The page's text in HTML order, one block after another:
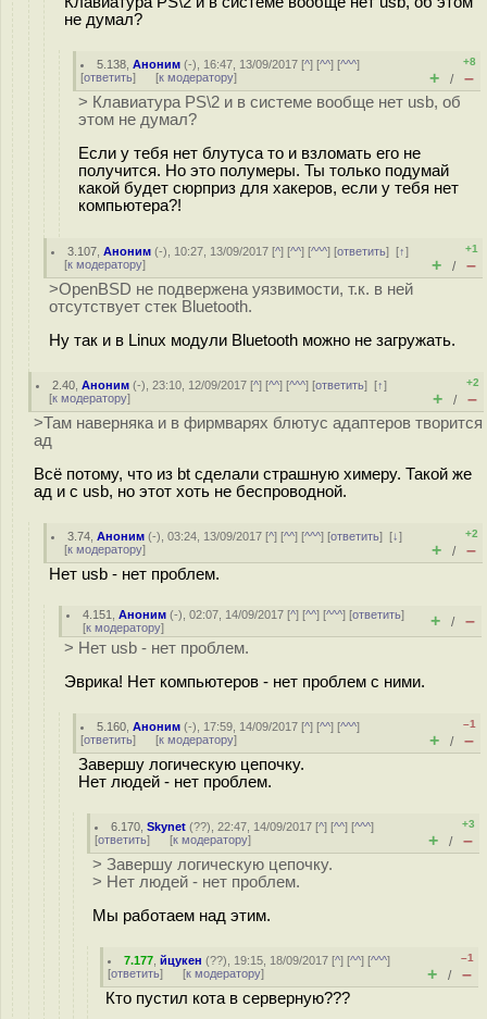
не думал?
5.138 ,Аноним (-), 16:47, 13/09/2017 [^] [^^] [^^^]
[ответить] [к модератору]
+8
+ / –
> Клавиатура PS\2 и в системе вообще нет usb, об
этом не думал?
Если у тебя нет блутуса то и взломать его не
получится. Но это полумеры. Ты только подумай
какой будет сюрприз для хакеров, если у тебя нет
компьютера?!
3.107 ,Аноним (-), 10:27, 13/09/2017 [^] [^^] [^^^] [ответить][↑]
[к модератору]
+1
+ / –
>OpenBSD не подвержена уязвимости, т.к. в ней
отсутствует стек Bluetooth.
Ну так и в Linux модули Bluetooth можно не загружать.
2.40 ,Аноним (-), 23:10, 12/09/2017 [^] [^^] [^^^] [ответить][↑]
[к модератору]
+2
+ / –
>Там наверняка и в фирмварях блютус адаптеров творится
ад
Всё потому, что из bt сделали страшную химеру. Такой же
ад и с usb, но этот хоть не беспроводной.
3.74 ,Аноним (-), 03:24, 13/09/2017 [^] [^^] [^^^] [ответить][↓]
[к модератору]
+2
+ / –
Нет usb - нет проблем.
4.151 ,Аноним (-), 02:07, 14/09/2017 [^] [^^] [^^^] [ответить]
[к модератору] + / –
> Нет usb - нет проблем.
Эврика! Нет компьютеров - нет проблем с ними.
5.160 ,Аноним (-), 17:59, 14/09/2017 [^] [^^] [^^^]
[ответить] [к модератору]
–1
+ / –
Завершу логическую цепочку.
Нет людей - нет проблем.
6.170 ,Skynet (??), 22:47, 14/09/2017 [^] [^^] [^^^]
[ответить] [к модератору]
+3
+ / –
> Завершу логическую цепочку.
> Нет людей - нет проблем.
Мы работаем над этим.
7.177 ,йцукен (??), 19:15, 18/09/2017 [^] [^^] [^^^]
[ответить] [к модератору]
–1
+ / –
Кто пустил кота в серверную???